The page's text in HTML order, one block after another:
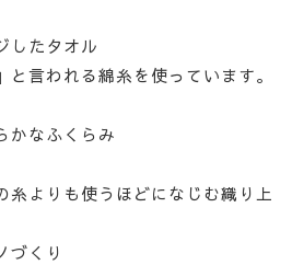
したタオル
言われる綿糸を使っています。
かなふくらみ
糸よりも使うほどになじむ織り上
づくり